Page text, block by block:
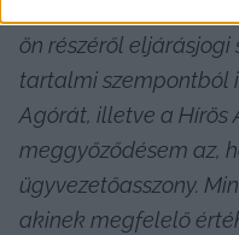
ön részéről
tartalmi szempontból
Agórát, illetve a Hírös
meggyőződésem az,
ügyvezetőasszony.
akinek megfelelő